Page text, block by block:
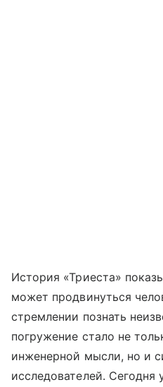
История «Триеста»
может продвинуться
стремлении познать
погружение стало не
инженерной мысли, но и
исследователей.